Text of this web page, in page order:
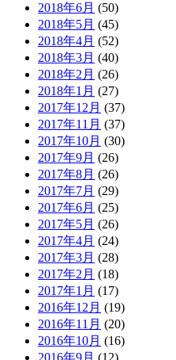
2018年6月 (50)
2018年5月 (45)
2018年4月 (52)
2018年3月 (40)
2018年2月 (26)
2018年1月 (27)
2017年12月 (37)
2017年11月 (37)
2017年10月 (30)
2017年9月 (26)
2017年8月 (26)
2017年7月 (29)
2017年6月 (25)
2017年5月 (26)
2017年4月 (24)
2017年3月 (28)
2017年2月 (18)
2017年1月 (17)
2016年12月 (19)
2016年11月 (20)
2016年10月 (16)